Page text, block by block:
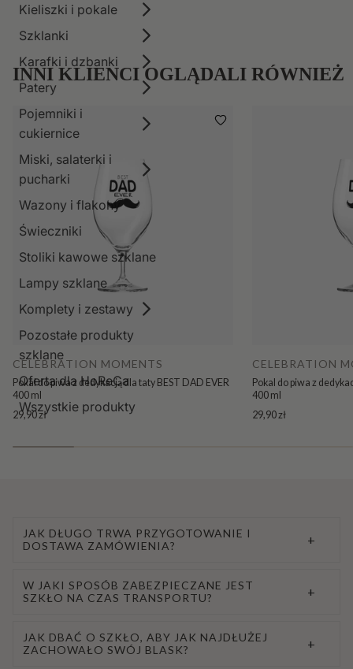
Kieliszki i pokale
Szklanki
Karafki i dzbanki
Patery
Pojemniki i
cukiernice
Miski, salaterki i
pucharki
Wazony i flakony
Świeczniki
Stoliki kawowe szklane
Lampy szklane
Komplety i zestawy
Pozostałe produkty
szklane
Oferta dla HoReCa
Wszystkie produkty
INNI KLIENCI OGLĄDALI RÓWNIEŻ
CELEBRATION MOMENTS
Pokal do piwa z dedykacją dla taty BEST DAD EVER
400 ml
29,90 zł
CELEBRATION
Pokal do piwa z
400 ml
29,90 zł
JAK DŁUGO TRWA PRZYGOTOWANIE I
DOSTAWA ZAMÓWIENIA?
+
W JAKI SPOSÓB ZABEZPIECZANE JEST
SZKŁO NA CZAS TRANSPORTU?
+
JAK DBAĆ O SZKŁO, ABY JAK NAJDŁUŻEJ
ZACHOWAŁO SWÓJ BLASK?
+